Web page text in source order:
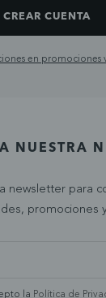
CREAR CUENTA
en promociones
NUESTRA
newsletter para
promociones
la Política de